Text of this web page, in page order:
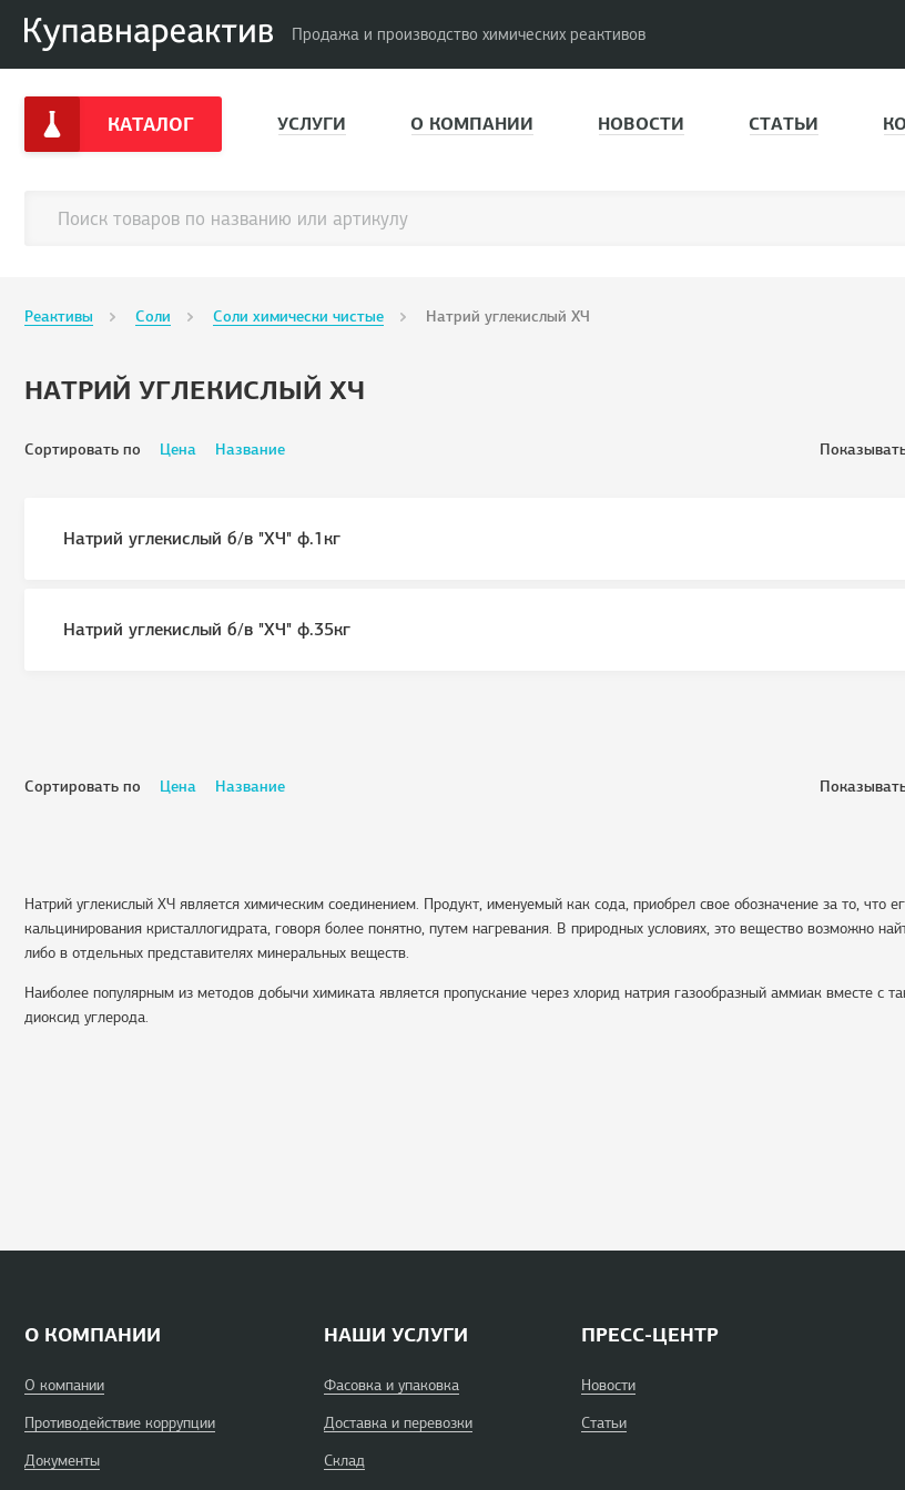
Продажа и производство химических реактивов
КАТАЛОГ УСЛУГИ О КОМПАНИИ НОВОСТИ СТАТЬИ
Реактивы Соли Соли химически чистые Натрий углекислый ХЧ
НАТРИЙ УГЛЕКИСЛЫЙ ХЧ
Сортировать по Цена Название
Натрий углекислый б/в "ХЧ" ф.1кг
Натрий углекислый б/в "ХЧ" ф.35кг
Сортировать по Цена Название
Натрий углекислый ХЧ является химическим соединением. Продукт, именуемый как сода, приобрел свое обозначение за то, что
кальцинирования кристаллогидрата, говоря более понятно, путем нагревания. В природных условиях, это вещество возможно
либо в отдельных представителях минеральных веществ.
Наиболее популярным из методов добычи химиката является пропускание через хлорид натрия газообразный аммиак вместе с
диоксид углерода.
О КОМПАНИИ
О компании
Противодействие коррупции
Документы
НАШИ УСЛУГИ
Фасовка и упаковка
Доставка и перевозки
Склад
ПРЕСС-ЦЕНТР
Новости
Статьи